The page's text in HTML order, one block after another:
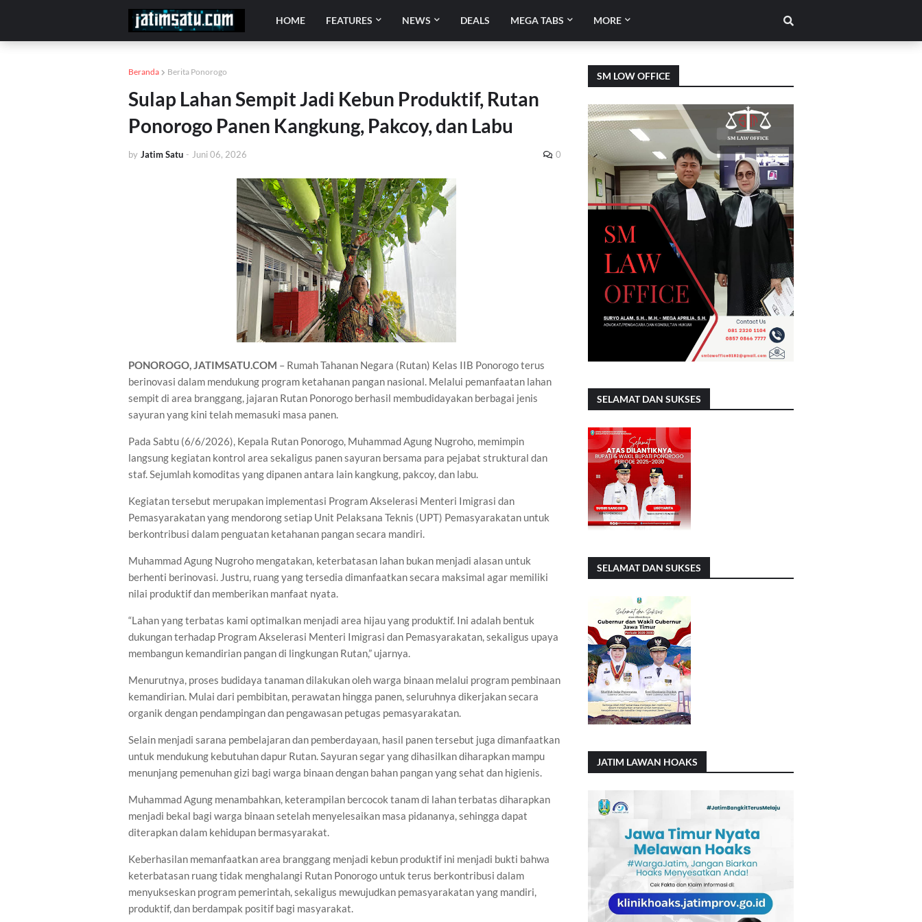
HOME FEATURES NEWS DEALS MEGA TABS MORE
Beranda Berita Ponorogo
Sulap Lahan Sempit Jadi Kebun Produktif, Rutan
Ponorogo Panen Kangkung, Pakcoy, dan Labu
by Jatim Satu - Juni 06, 2026 0
PONOROGO, JATIMSATU.COM – Rumah Tahanan Negara (Rutan) Kelas IIB Ponorogo terus
berinovasi dalam mendukung program ketahanan pangan nasional. Melalui pemanfaatan lahan
sempit di area branggang, jajaran Rutan Ponorogo berhasil membudidayakan berbagai jenis
sayuran yang kini telah memasuki masa panen.
Pada Sabtu (6/6/2026), Kepala Rutan Ponorogo, Muhammad Agung Nugroho, memimpin
langsung kegiatan kontrol area sekaligus panen sayuran bersama para pejabat struktural dan
staf. Sejumlah komoditas yang dipanen antara lain kangkung, pakcoy, dan labu.
Kegiatan tersebut merupakan implementasi Program Akselerasi Menteri Imigrasi dan
Pemasyarakatan yang mendorong setiap Unit Pelaksana Teknis (UPT) Pemasyarakatan untuk
berkontribusi dalam penguatan ketahanan pangan secara mandiri.
Muhammad Agung Nugroho mengatakan, keterbatasan lahan bukan menjadi alasan untuk
berhenti berinovasi. Justru, ruang yang tersedia dimanfaatkan secara maksimal agar memiliki
nilai produktif dan memberikan manfaat nyata.
“Lahan yang terbatas kami optimalkan menjadi area hijau yang produktif. Ini adalah bentuk
dukungan terhadap Program Akselerasi Menteri Imigrasi dan Pemasyarakatan, sekaligus upaya
membangun kemandirian pangan di lingkungan Rutan,” ujarnya.
Menurutnya, proses budidaya tanaman dilakukan oleh warga binaan melalui program pembinaan
kemandirian. Mulai dari pembibitan, perawatan hingga panen, seluruhnya dikerjakan secara
organik dengan pendampingan dan pengawasan petugas pemasyarakatan.
Selain menjadi sarana pembelajaran dan pemberdayaan, hasil panen tersebut juga dimanfaatkan
untuk mendukung kebutuhan dapur Rutan. Sayuran segar yang dihasilkan diharapkan mampu
menunjang pemenuhan gizi bagi warga binaan dengan bahan pangan yang sehat dan higienis.
Muhammad Agung menambahkan, keterampilan bercocok tanam di lahan terbatas diharapkan
menjadi bekal bagi warga binaan setelah menyelesaikan masa pidananya, sehingga dapat
diterapkan dalam kehidupan bermasyarakat.
Keberhasilan memanfaatkan area branggang menjadi kebun produktif ini menjadi bukti bahwa
keterbatasan ruang tidak menghalangi Rutan Ponorogo untuk terus berkontribusi dalam
menyukseskan program pemerintah, sekaligus mewujudkan pemasyarakatan yang mandiri,
produktif, dan berdampak positif bagi masyarakat.
SM LOW OFFICE
SELAMAT DAN SUKSES
SELAMAT DAN SUKSES
JATIM LAWAN HOAKS